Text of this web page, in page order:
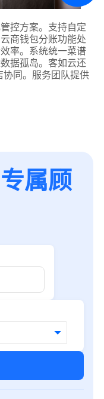
控方案。支持自定
商钱包分账功能处
率。系统统一菜谱
据孤岛。客如云还
同。服务团队提供
属顾
优惠